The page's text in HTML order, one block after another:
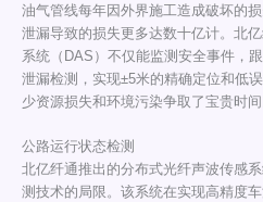
油气管线每年因外界施工造成破坏的
泄漏导致的损失更多达数十亿计。北
系统（DAS）不仅能监测安全事件，
泄漏检测，实现±5米的精确定位和低
少资源损失和环境污染争取了宝贵时间
公路运行状态检测
北亿纤通推出的分布式光纤声波传感
测技术的局限。该系统在实现高精度